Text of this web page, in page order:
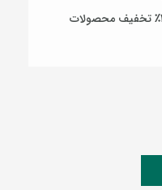
تابستان با خیال راحت سفر کن؛ ۴۰٪ تخفیف محصولات